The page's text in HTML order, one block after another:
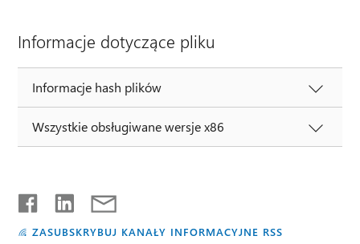
Informacje dotyczące pliku
Informacje hash plików
Wszystkie obsługiwane wersje x86
ZASUBSKRYBUJ KANAŁY INFORMACYJNE RSS